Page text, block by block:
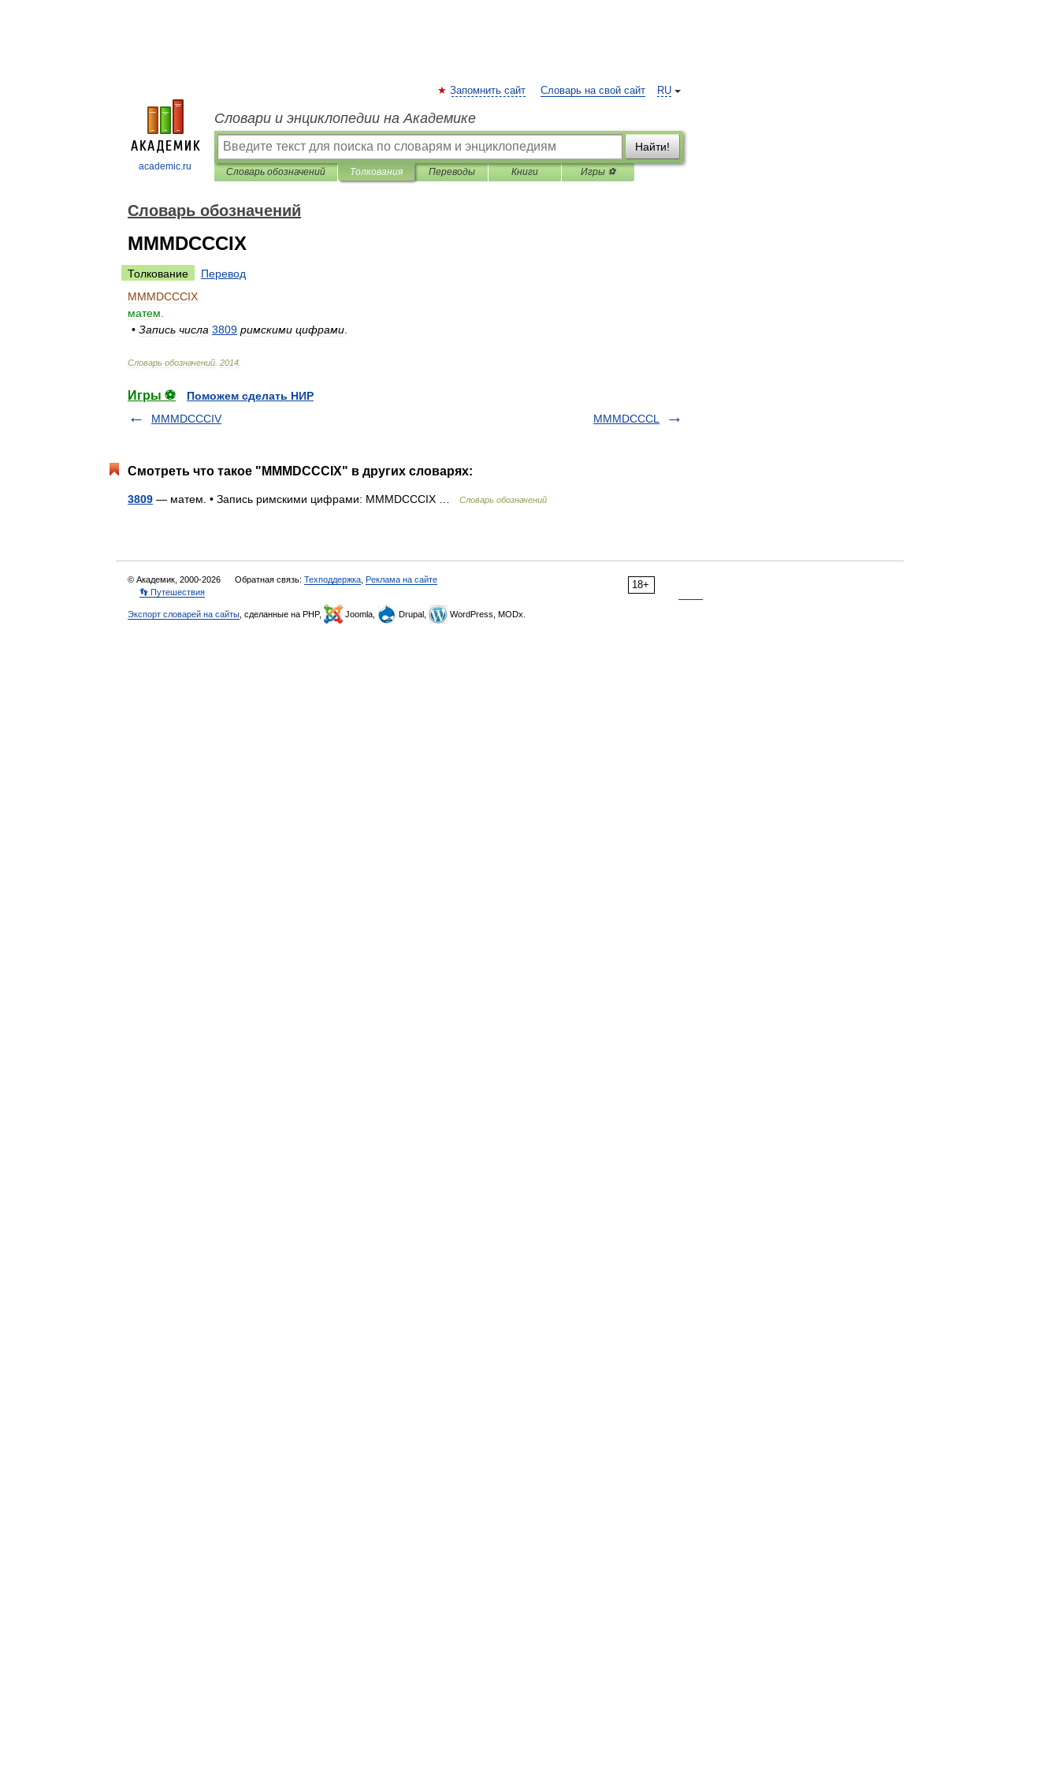
academic.ru
RU
Запомнить сайт Словарь на свой сайт
Словари и энциклопедии на Академике
Найти!
Словарь обозначений Толкования Переводы Книги Игры ⚽
Словарь обозначений
MMMDCCCIX
Толкование
Перевод
MMMDCCCIX
матем
• Запись числа 3809 римскими цифрами
Словарь обозначений 2014
Игры ⚽
Поможем сделать НИР
MMMDCCCIV
MMMDCCCL
Смотреть что такое "MMMDCCCIX" в других словарях:
3809 — матем. • Запись римскими цифрами: MMMDCCCIX … Словарь обозначений
18+
© Академик, 2000-2026 Обратная связь: Техподдержка Реклама на сайте
👣 Путешествия
Экспорт словарей на сайты , сделанные на PHP, Joomla, Drupal, WordPress, MODx.